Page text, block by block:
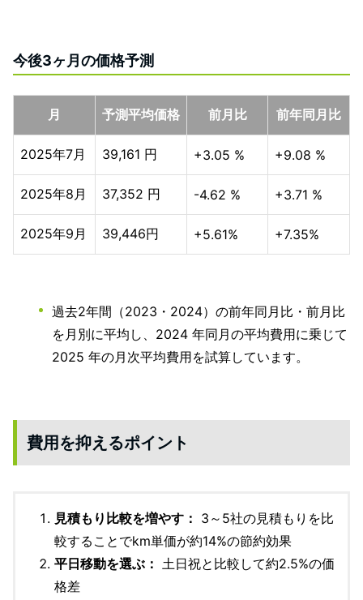
今後3ヶ月の価格予測
月 予測平均価格 前月比 前年同月比
2025年7月 39,161 円 +3.05 % +9.08 %
2025年8月 37,352 円 -4.62 % +3.71 %
2025年9月 39,446円 +5.61% +7.35%
過去2年間（2023・2024）の前年同月比・前月比
を月別に平均し、2024 年同月の平均費用に乗じて
2025 年の月次平均費用を試算しています。
費用を抑えるポイント
見積もり比較を増やす： 3～5社の見積もりを比
較することでkm単価が約14%の節約効果
平日移動を選ぶ： 土日祝と比較して約2.5%の価
格差